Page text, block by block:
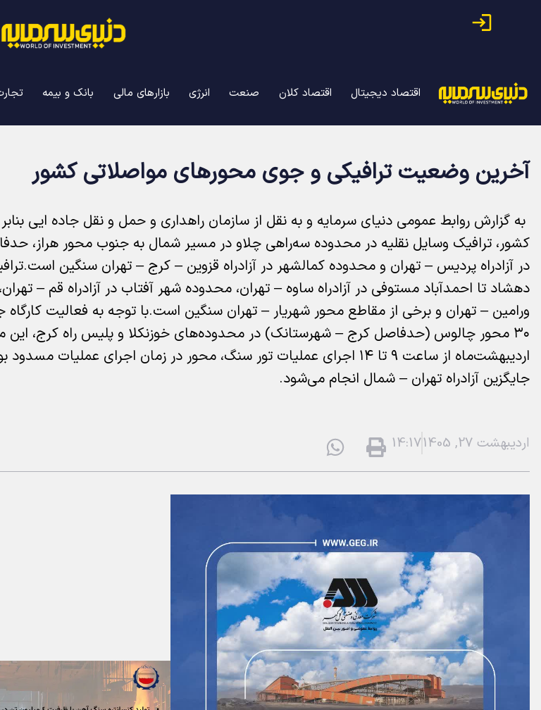
اقتصاد دیجیتال اقتصاد کلان صنعت انرژی بازارهای مالی بانک و بیمه
آخرین وضعیت ترافیکی و جوی محورهای مواصلاتی کشور
به گزارش روابط عمومی دنیای سرمایه و به نقل از سازمان راهداری و حمل و نقل جاده ایی
در آزادراه پردیس – تهران و محدوده کمالشهر در آزادراه قزوین – کرج – تهران سنگین است.
دهشاد تا احمدآباد مستوفی در آزادراه ساوه – تهران، محدوده شهر آفتاب در آزادراه قم –
ورامین – تهران و برخی از مقاطع محور شهریار – تهران سنگین است.
اردیبهشت‌ماه از ساعت ۹ تا ۱۴ اجرای عملیات تور سنگ، محور در زمان اجرای
جایگزین آزادراه تهران – شمال انجام می‌شود.
اردیبهشت 27, 1405 14:17